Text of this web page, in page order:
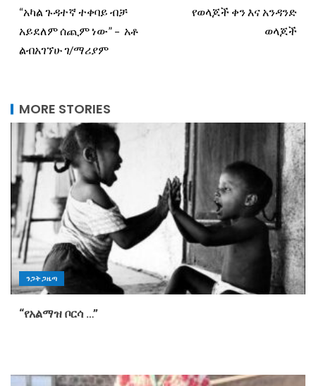
“አካል ጉዳተኛ ተቀባይ ብቻ
አይደለም ሰጪም ነው” – አቶ
ልብአገኘሁ ገ/ማሪያም
የወላጆች ቀን እና አንዳንድ
ወላጆች
MORE STORIES
ንጋት ጋዜጣ
“የአልማዝ ቦርሳ …”